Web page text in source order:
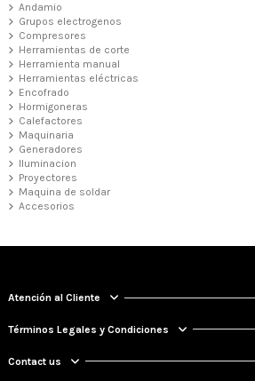
Andamio
Grupos electrogenos
Compresores
Herramientas de corte
Herramienta manual
Herramientas eléctricas
Encofrado
Hormigoneras
Calefactores
Maquinaria
Generadores
Iluminacion
Proyectores
Maquina de soldar
Accesorios
Atención al Cliente
Términos Legales y Condiciones
Contact us